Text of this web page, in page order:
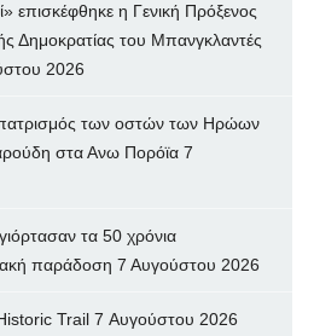
επισκέφθηκε η Γενική Πρόξενος
Δημοκρατίας του Μπανγκλαντές
2026
των oστών των Ηρώων
στα Ανω Πορόϊα 7
τα 50 χρόνια
παράδοση 7 Αυγούστου 2026
Trail 7 Αυγούστου 2026